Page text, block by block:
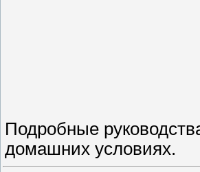
Подробные
домашних условиях.